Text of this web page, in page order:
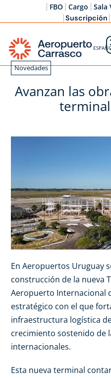
FBO Cargo Sala
Suscripción
Novedades
Avanzan las
En Aeropuertos Uruguay
construcción de la nueva
Aeropuerto Internacional
estratégico con el que
infraestructura logística
crecimiento sostenido de
internacionales.
Esta nueva terminal